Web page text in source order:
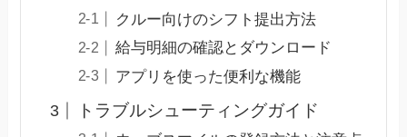
クルー向けのシフト提出方法
給与明細の確認とダウンロード
アプリを使った便利な機能
トラブルシューティングガイド